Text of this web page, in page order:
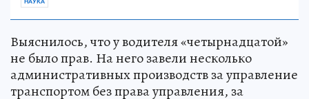
Выяснилось, что у водителя «четырнадцатой»
не было прав. На него завели несколько
административных производств за управление
транспортом без права управления, за